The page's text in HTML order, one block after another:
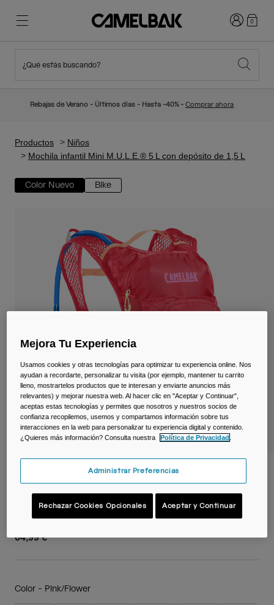
Novedades
Mochilas Hidratación
Bidones
Botellas
Tazas y Vasos
Bolsas Bici
Bolsas Hidratación
Accessorios
Ver todo
Senderismo
Esquí y snowboard
Viajar y estilo de vida
Adiós a los desechables
Nuestra misión
Iniciar0
¿Qué estás buscando?
Rebajas de Verano - Últimos días - Hasta -40% -Comprar ahora
Productos
Niños
Mochila infantil Mini M.U.L.E.® 5 L con depósito de 1,5 L
Color Nuevo Bike
Mochila infantil Mini M.U.L.E.® 5 L con
depósito de 1,5 L
N.º de artículo38623-D37-OS
64,99 €
Color - Pink/Flower
Mejora Tu Experiencia
Usamos cookies y otras tecnologías para optimizar tu experiencia online. Nos
ayudan a recordarte, personalizar tu visita (por ejemplo, mantener tu carrito
lleno, mostrartelos productos que te interesan y enviarte anuncios más
relevantes) y mejorar nuestra web. Al hacer clic en "Aceptar y Continuar",
aceptas estas tecnologías y permites que nosotros y nuestros socios de
confianza recopilemos, usemos y compartamos información sobre tus
interacciones en la web para personalizar tu experiencia digital y contenido.
¿Quieres más información? Consulta nuestra
Política de Privacidad
Administrar Preferencias
Rechazar Cookies Opcionales Aceptar y Continuar